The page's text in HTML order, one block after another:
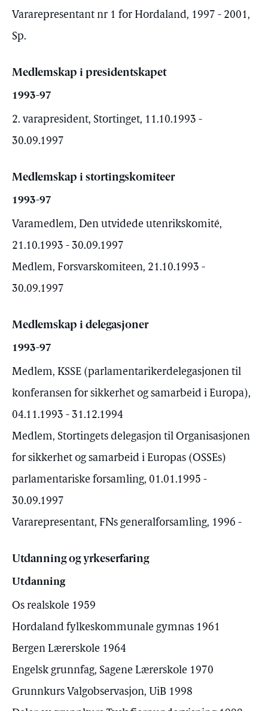
Vararepresentant nr 1 for Hordaland, 1997 - 2001,
Sp.
Medlemskap i presidentskapet
1993-97
2. varapresident, Stortinget, 11.10.1993 -
30.09.1997
Medlemskap i stortingskomiteer
1993-97
Varamedlem, Den utvidede utenrikskomité,
21.10.1993 - 30.09.1997
Medlem, Forsvarskomiteen, 21.10.1993 -
30.09.1997
Medlemskap i delegasjoner
1993-97
Medlem, KSSE (parlamentarikerdelegasjonen til
konferansen for sikkerhet og samarbeid i Europa),
04.11.1993 - 31.12.1994
Medlem, Stortingets delegasjon til Organisasjonen
for sikkerhet og samarbeid i Europas (OSSEs)
parlamentariske forsamling, 01.01.1995 -
30.09.1997
Vararepresentant, FNs generalforsamling, 1996 -
Utdanning og yrkeserfaring
Utdanning
Os realskole 1959
Hordaland fylkeskommunale gymnas 1961
Bergen Lærerskole 1964
Engelsk grunnfag, Sagene Lærerskole 1970
Grunnkurs Valgobservasjon, UiB 1998